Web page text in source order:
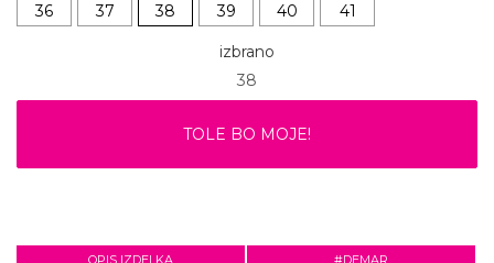
36 37 38 39 40 41
izbrano
38
TOLE BO MOJE!